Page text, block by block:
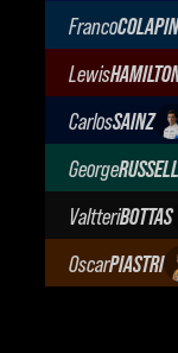
Visa
Franco
BWT
Lewis
CarlosSAINZ
GeorgeRUSSELL
ValtteriBOTTAS
Cadillac
OscarPIASTRI